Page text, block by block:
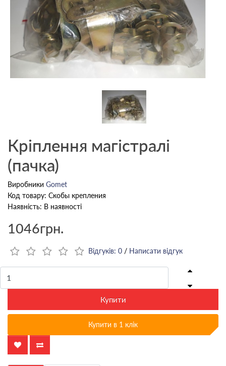
Кріплення магістралі
(пачка)
Виробники Gomet
Код товару: Скобы крепления
Наявність: В наявності
1046грн.
Відгуків: 0 / Написати відгук
Купити
Купити в 1 клік